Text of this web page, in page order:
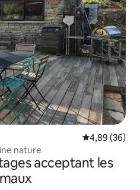
Évaluation
4,89 (36)
nature
acceptant les